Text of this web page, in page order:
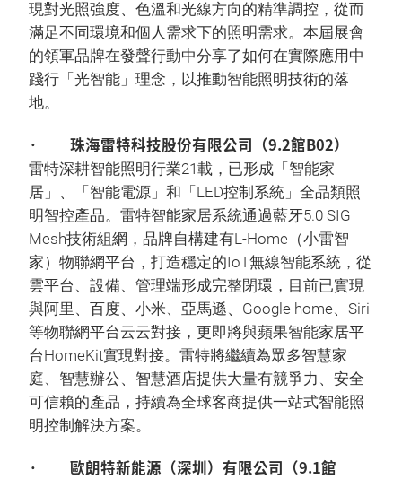
現對光照強度、色溫和光線方向的精準調控，從而
滿足不同環境和個人需求下的照明需求。本屆展會
的領軍品牌在發聲行動中分享了如何在實際應用中
踐行「光智能」理念，以推動智能照明技術的落
地。
· 珠海雷特科技股份有限公司（9.2館B02）
雷特深耕智能照明行業21載，已形成「智能家
居」、「智能電源」和「LED控制系統」全品類照
明智控產品。雷特智能家居系統通過藍牙5.0 SIG
Mesh技術組網，品牌自構建有L-Home（小雷智
家）物聯網平台，打造穩定的IoT無線智能系統，從
雲平台、設備、管理端形成完整閉環，目前已實現
與阿里、百度、小米、亞馬遜、Google home、Siri
等物聯網平台云云對接，更即將與蘋果智能家居平
台HomeKit實現對接。雷特將繼續為眾多智慧家
庭、智慧辦公、智慧酒店提供大量有競爭力、安全
可信賴的產品，持續為全球客商提供一站式智能照
明控制解決方案。
· 歐朗特新能源（深圳）有限公司（9.1館